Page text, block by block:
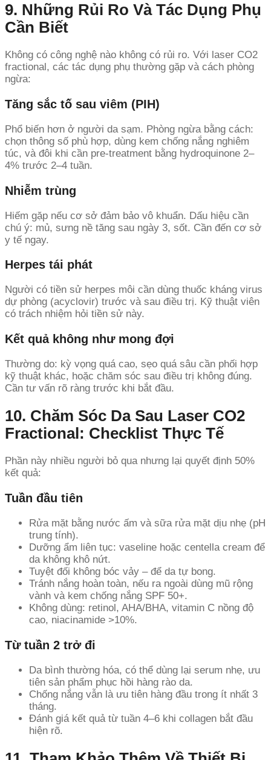
9. Những Rủi Ro Và Tác Dụng Phụ
Cần Biết
Không có công nghệ nào không có rủi ro. Với laser CO2
fractional, các tác dụng phụ thường gặp và cách phòng
ngừa:
Tăng sắc tố sau viêm (PIH)
Phổ biến hơn ở người da sạm. Phòng ngừa bằng cách:
chọn thông số phù hợp, dùng kem chống nắng nghiêm
túc, và đôi khi cần pre-treatment bằng hydroquinone 2–
4% trước 2–4 tuần.
Nhiễm trùng
Hiếm gặp nếu cơ sở đảm bảo vô khuẩn. Dấu hiệu cần
chú ý: mủ, sưng nề tăng sau ngày 3, sốt. Cần đến cơ sở
y tế ngay.
Herpes tái phát
Người có tiền sử herpes môi cần dùng thuốc kháng virus
dự phòng (acyclovir) trước và sau điều trị. Kỹ thuật viên
có trách nhiệm hỏi tiền sử này.
Kết quả không như mong đợi
Thường do: kỳ vọng quá cao, sẹo quá sâu cần phối hợp
kỹ thuật khác, hoặc chăm sóc sau điều trị không đúng.
Cần tư vấn rõ ràng trước khi bắt đầu.
10. Chăm Sóc Da Sau Laser CO2
Fractional: Checklist Thực Tế
Phần này nhiều người bỏ qua nhưng lại quyết định 50%
kết quả:
Tuần đầu tiên
Rửa mặt bằng nước ấm và sữa rửa mặt dịu nhẹ (pH
trung tính).
Dưỡng ẩm liên tục: vaseline hoặc centella cream để
da không khô nứt.
Tuyệt đối không bóc vảy – để da tự bong.
Tránh nắng hoàn toàn, nếu ra ngoài dùng mũ rộng
vành và kem chống nắng SPF 50+.
Không dùng: retinol, AHA/BHA, vitamin C nồng độ
cao, niacinamide >10%.
Từ tuần 2 trở đi
Da bình thường hóa, có thể dùng lại serum nhẹ, ưu
tiên sản phẩm phục hồi hàng rào da.
Chống nắng vẫn là ưu tiên hàng đầu trong ít nhất 3
tháng.
Đánh giá kết quả từ tuần 4–6 khi collagen bắt đầu
hiện rõ.